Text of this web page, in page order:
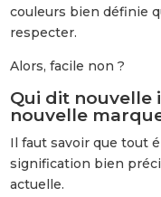
couleurs bien définie
respecter.
Alors, facile non ?
Qui dit nouvelle
nouvelle
Il faut savoir que tout
signification bien
actuelle.